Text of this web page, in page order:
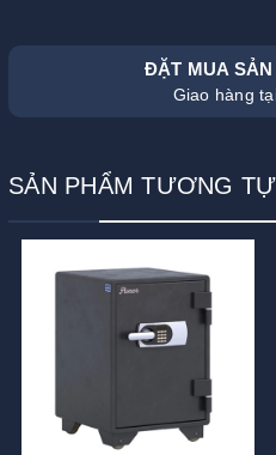
ĐẶT MUA
Giao hàng
SẢN PHẨM TƯƠNG TỰ